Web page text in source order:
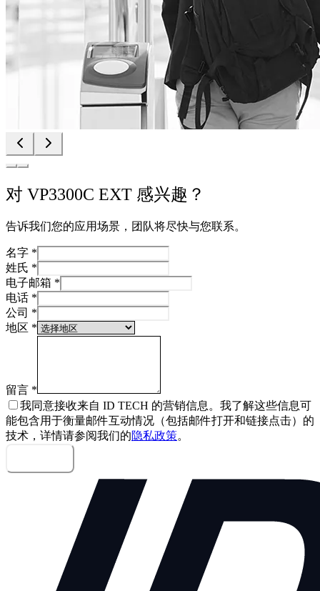
对 VP3300C EXT 感兴趣？
告诉我们您的应用场景，团队将尽快与您联系。
名字 *
姓氏 *
电子邮箱 *
电话 *
公司 *
地区 *
留言 *
我同意接收来自 ID TECH 的营销信息。我了解这些信息可
能包含用于衡量邮件互动情况（包括邮件打开和链接点击）的
技术，详情请参阅我们的隐私政策。